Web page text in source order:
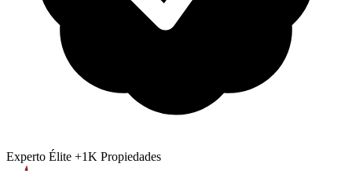
Experto Élite +1K Propiedades